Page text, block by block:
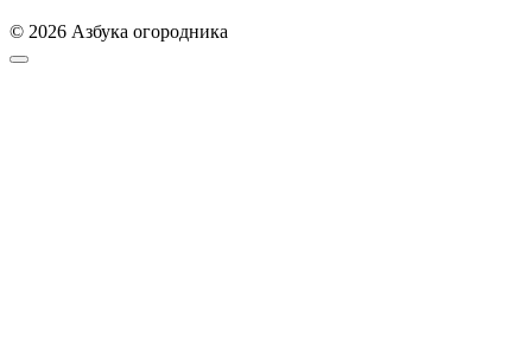
© 2026 Азбука огородника